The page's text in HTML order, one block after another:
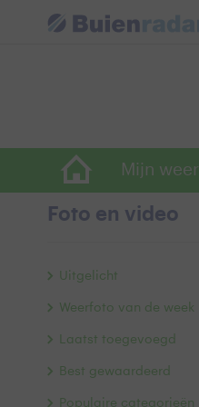
Mijn weer
Foto en video
Uitgelicht
Weerfoto van de week
Laatst toegevoegd
Best gewaardeerd
Populaire categorieën